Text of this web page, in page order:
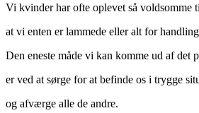
Vi kvinder har ofte oplevet så voldsomme
at vi enten er lammede eller alt for
Den eneste måde vi kan komme ud af det
er ved at sørge for at befinde os i trygge
og afværge alle de andre.